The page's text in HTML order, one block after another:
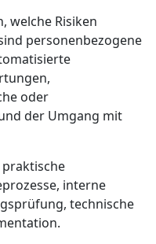
welche Risiken
personenbezogene
oder
der Umgang mit
praktische
interne
technische